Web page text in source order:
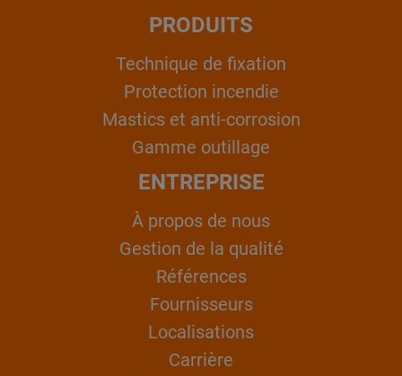
PRODUITS
Technique de fixation
Protection incendie
Mastics et anti-corrosion
Gamme outillage
ENTREPRISE
À propos de nous
Gestion de la qualité
Références
Fournisseurs
Localisations
Carrière